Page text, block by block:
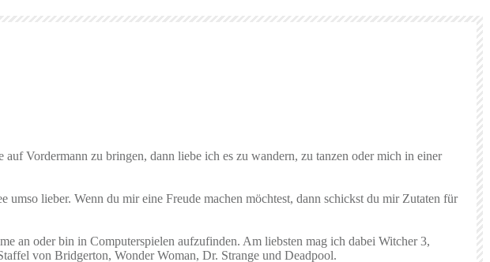
Vordermann zu bringen, dann liebe ich es zu wandern, zu tanzen oder mich in einer
lieber. Wenn du mir eine Freude machen möchtest, dann schickst du mir Zutaten für
an oder bin in Computerspielen aufzufinden. Am liebsten mag ich dabei Witcher 3,
von Bridgerton, Wonder Woman, Dr. Strange und Deadpool.